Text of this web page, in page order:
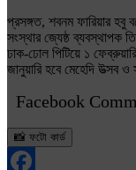
প্রসঙ্গত, শবনম ফারিয়ার হবু
সংস্থার জ্যেষ্ঠ ব্যবস্থাপক
ঢাক-ঢোল পিটিয়ে ১
জানুয়ারি হবে মেহেদি উত্সব
Facebook
📸 ফটো কার্ড